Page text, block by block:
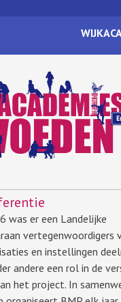
was er een Landelijke
vertegenwoordigers
en instellingen
andere een rol in de
het project. In